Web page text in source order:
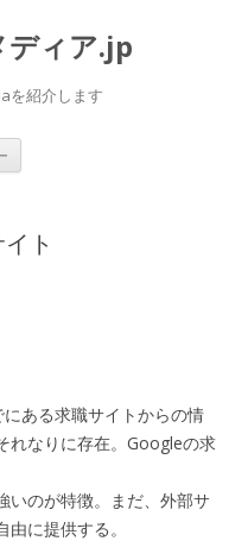
ディア.jp
を紹介します
へ
スト
ある求職サイトからの情
れなりに存在。Googleの求
いのが特徴。まだ、外部サ
に提供する。